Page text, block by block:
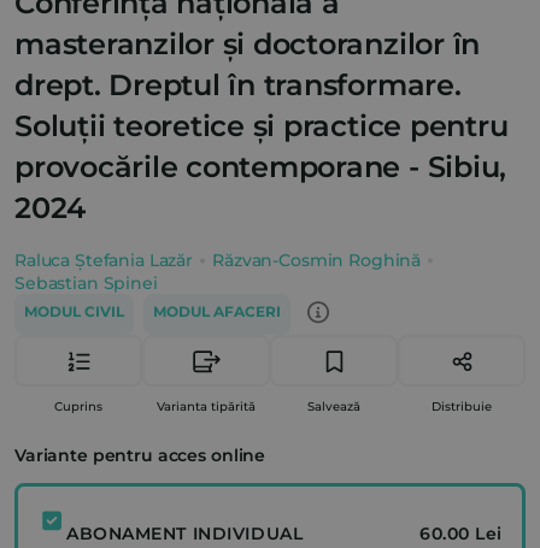
masteranzilor și doctoranzilor în
drept. Dreptul în transformare.
Soluții teoretice și practice pentru
provocările contemporane - Sibiu,
2024
Raluca Ștefania Lazăr
Răzvan-Cosmin Roghină
Sebastian Spinei
MODUL CIVIL MODUL AFACERI
Cuprins Varianta tipărită Salvează Distribuie
Variante pentru acces online
ABONAMENT INDIVIDUAL 60.00 Lei